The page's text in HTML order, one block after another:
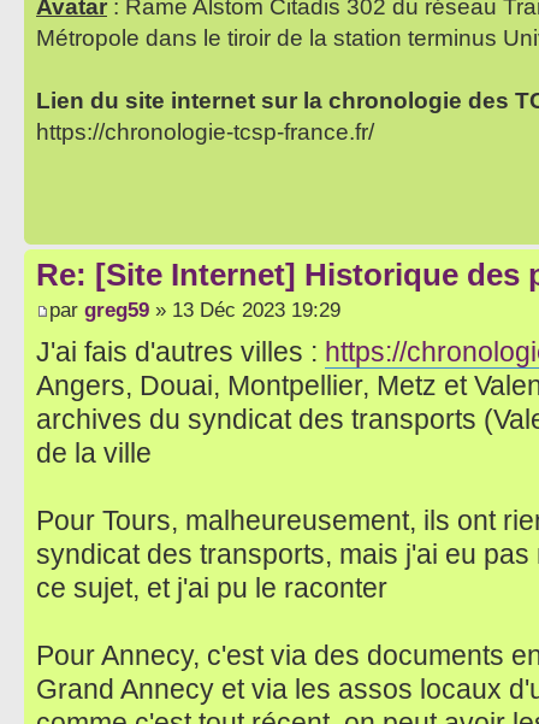
Avatar : Rame Alstom Citadis 302 du réseau
Métropole dans le tiroir de la station terminus
Lien du site internet sur la chronologie des
https://chronologie-tcsp-france.fr/
Re: [Site Internet] Historique des
par greg59 » 13 Déc 2023 19:29
J'ai fais d'autres villes : https://
Angers, Douai, Montpellier, Metz et
archives du syndicat des transports
de la ville
Pour Tours, malheureusement, ils ont
syndicat des transports, mais j'ai eu
ce sujet, et j'ai pu le raconter
Pour Annecy, c'est via des documents
Grand Annecy et via les assos locaux